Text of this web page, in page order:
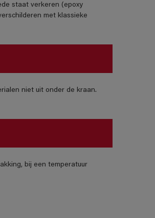
staat verkeren (epoxy
met klassieke
niet uit onder de kraan.
bij een temperatuur